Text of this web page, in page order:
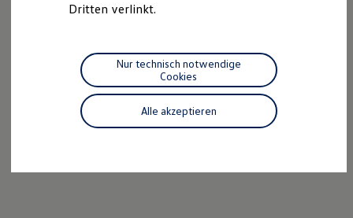
Reparaturen und Checks
Pannen- und Unfallhilfe
Economy Service
Volkswagen Teile
Zubehör
Modellspezifisches Zubehör
Schutz und Pflege
Dritten verlinkt.
Alle akzeptieren
Nur technisch notwendige
Cookies